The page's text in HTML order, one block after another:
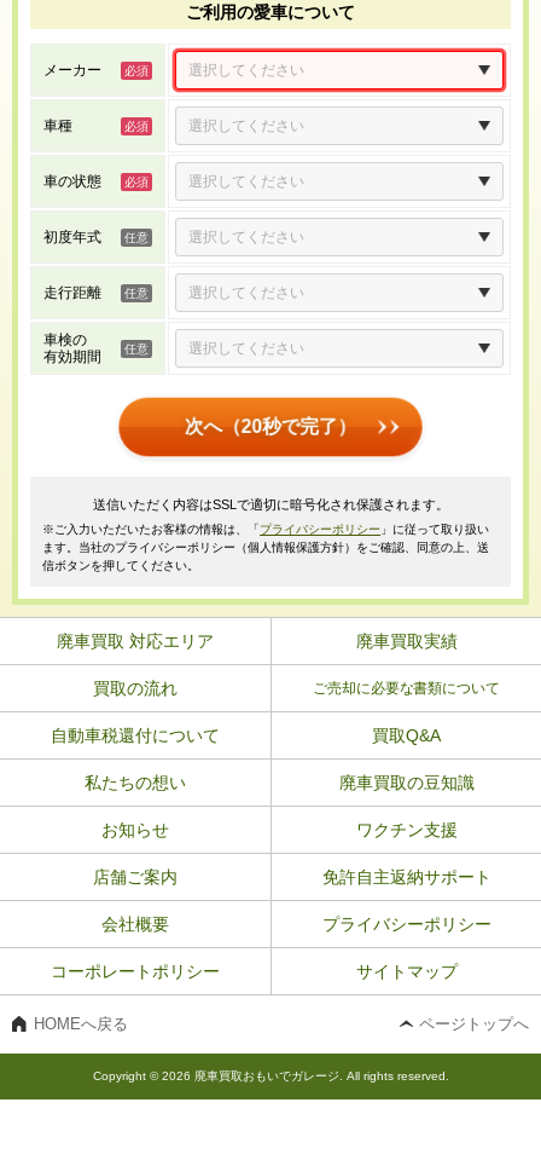
ご利用の愛車について
メーカー
車種
車の状態
初度年式
走行距離
車検の
有効期間
次へ（20秒で完了）
送信いただく内容はSSLで適切に暗号化され保護されます。
※ご入力いただいたお客様の情報は、「プライバシーポリシー 」に従って取り扱い
ます。当社のプライバシーポリシー（個人情報保護方針）をご確認、同意の上、送
信ボタンを押してください。
廃車買取 対応エリア 廃車買取実績
買取の流れ ご売却に必要な書類について
自動車税還付について 買取Q&A
私たちの想い 廃車買取の豆知識
お知らせ ワクチン支援
店舗ご案内 免許自主返納サポート
会社概要 プライバシーポリシー
コーポレートポリシー サイトマップ
HOMEへ戻る ページトップへ
Copyright © 2026 廃車買取おもいでガレージ. All rights reserved.